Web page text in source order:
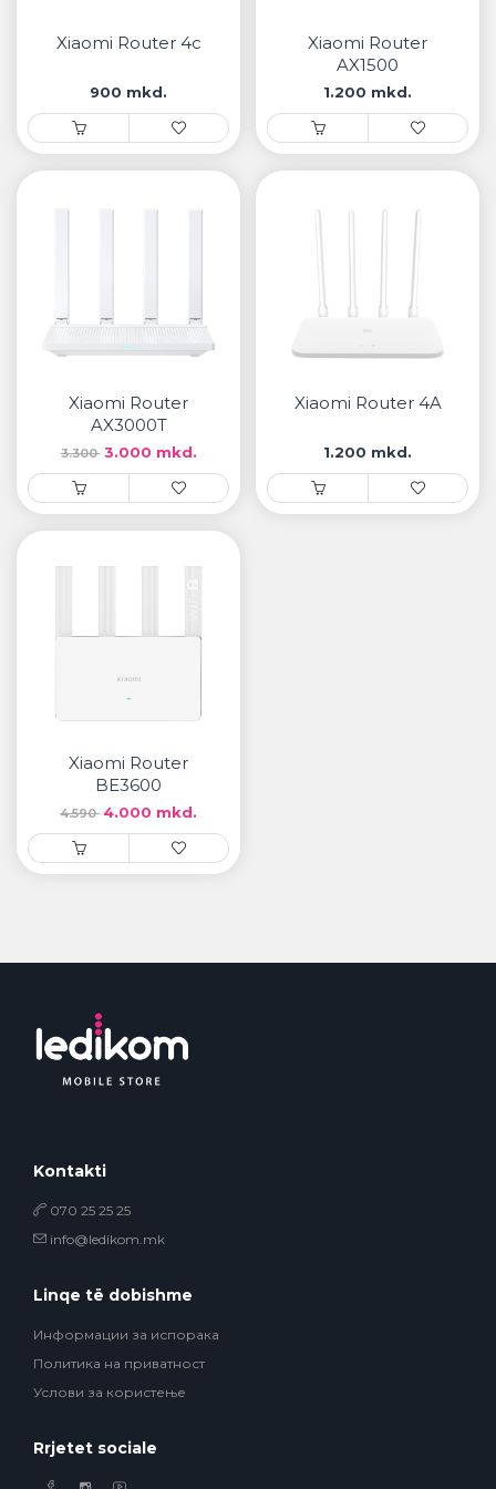
Xiaomi Router 4c
900 mkd.
Xiaomi Router
AX1500
1.200 mkd.
Xiaomi Router
AX3000T
3.300 3.000 mkd.
Xiaomi Router 4A
1.200 mkd.
Xiaomi Router
BE3600
4.590 4.000 mkd.
Kontakti
070 25 25 25
info@ledikom.mk
Linqe të dobishme
Информации за испорака
Политика на приватност
Услови за користење
Rrjetet sociale
• Xiaomi
РЕМЕНИ ЗА ЧАСОВНИК
• Apple watch
• Galaxy watch
AIRTAGS
ПРОЕКТОРИ